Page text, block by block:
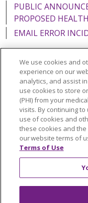
PUBLIC
PROPOSED
EMAIL ERROR
Language
POLSKI
Português
Tiếng Việt
Français
Kabuverdianu
Ελληνικά
We use cookies and
experience on our
analytics, and assist
use cookies to store
(PHI) from your
visits. By continuing
use of cookies and
these cookies and
our website terms of
Terms of Use